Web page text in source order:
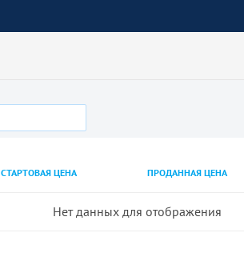
СТАРТОВАЯ ЦЕНА ПРОДАННАЯ ЦЕНА
Нет данных для отображения